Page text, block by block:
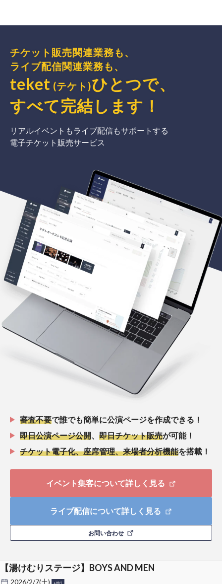
チケット販売関連業務も、
ライブ配信関連業務も、
teket (テケト)ひとつで、
すべて完結 します ！
リアルイベントもライブ配信もサポートする
電子チケット販売サービス
審査不要で誰でも簡単に公演ページを作成できる！
即日公演ページ公開
即日チケット販売が可能！
チケット電子化、座席管理、来場者分析機能を搭載！
イベント集客について詳しく見る
ライブ配信について詳しく見る
お問い合わせ
【湯けむりステージ】BOYS AND MEN
2026/2/7(土) +他1